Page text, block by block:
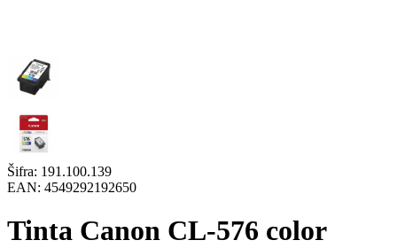
Šifra: 191.100.139
EAN: 4549292192650
Tinta Canon CL-576 color